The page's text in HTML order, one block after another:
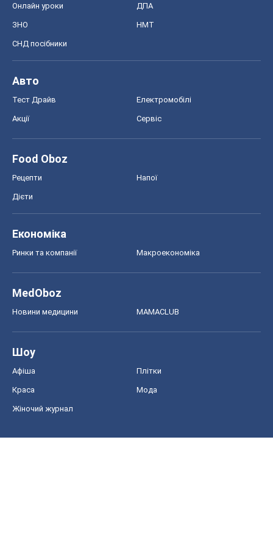
Онлайн уроки ДПА
ЗНО НМТ
СНД посібники
Авто
Тест Драйв Електромобілі
Акції Сервіс
Food Oboz
Рецепти Напої
Дієти
Економіка
Ринки та компанії Макроекономіка
MedOboz
Новини медицини MAMACLUB
Шоу
Афіша Плітки
Краса Мода
Жіночий журнал